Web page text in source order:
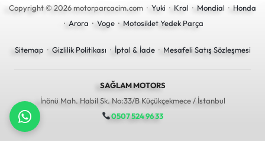
Copyright © 2026 motorparcacim.com · Yuki · Kral · Mondial · Honda
· Arora · Voge· Motosiklet Yedek Parça
Sitemap · Gizlilik Politikası · İptal & İade· Mesafeli Satış Sözleşmesi
SAĞLAM MOTORS
İnönü Mah. Habil Sk. No:33/B Küçükçekmece / İstanbul
0507 524 96 33